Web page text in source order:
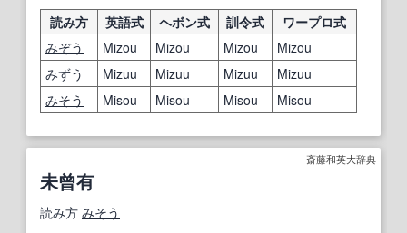
読み方
英語式 ヘボン式 訓令式
ワープロ式
みぞう
Mizou Mizou Mizou
Mizou
みずう
Mizuu Mizuu Mizuu
Mizuu
みそう
Misou Misou Misou Misou
斎藤和英大辞典
未曾有
読み方 みそう